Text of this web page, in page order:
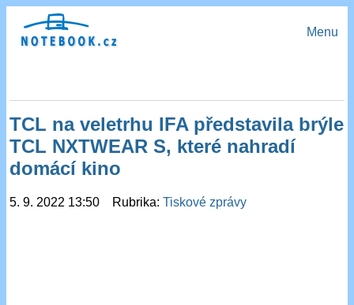
Menu
TCL na veletrhu IFA představila brýle
TCL NXTWEAR S, které nahradí
domácí kino
5. 9. 2022 13:50 Rubrika:Tiskové zprávy